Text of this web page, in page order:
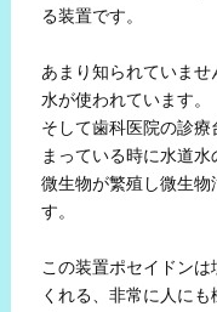
る装置です。
あまり知られていま
水が使われています。
そして歯科医院の診
まっている時に水道水
微生物が繁殖し微生
す。
この装置ポセイドン
くれる、非常に人に